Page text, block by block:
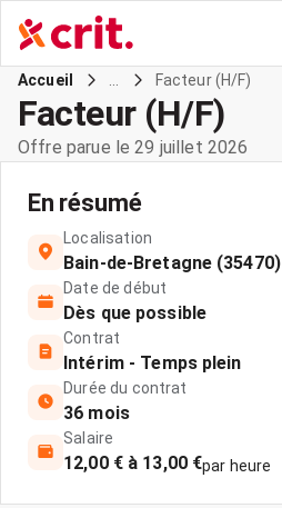
Accueil Facteur (H/F)
Facteur (H/F)
Offre parue le 29 juillet 2026
En résumé
Localisation
Bain-de-Bretagne (35470)
Date de début
Dès que possible
Contrat
Intérim - Temps plein
Durée du contrat
36 mois
Salaire
12,00 € à 13,00 €par heure